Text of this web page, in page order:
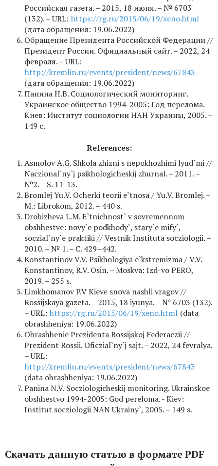
Российская газета. – 2015, 18 июня. – № 6703
(132). – URL: https://rg.ru/2015/06/19/xeno.html
(дата обращения: 19.06.2022)
Обращение Президента Российской Федерации //
Президент России. Официальный сайт. – 2022, 24
февраля. – URL:
http://kremlin.ru/events/president/news/67843
(дата обращения: 19.06.2022)
Панина Н.В. Социологический мониторинг.
Украинское общество 1994-2005: Год перелома. -
Киев: Институт социологии НАН Украины, 2005. –
149 с.
References:
Asmolov A.G. Shkola zhizni s nepokhozhimi lyud`mi //
Naczional`ny`j psikhologicheskij zhurnal. – 2011. –
№2. – S. 11-13.
Bromlej Yu.V. Ocherki teorii e`tnosa / Yu.V. Bromlej. –
M.: Librokom, 2012. – 440 s.
Drobizheva L.M. E`tnichnost` v sovremennom
obshhestve: novy`e podkhody`, stary`e mify`,
soczial`ny`e praktiki // Vestnik Instituta socziologii. –
2010. – № 1. – C. 429–442.
Konstantinov V.V. Psikhologiya e`kstremizma / V.V.
Konstantinov, R.V. Osin. – Moskva: Izd-vo PERO,
2019. – 255 s.
Limkhomanov P.V Kieve snova nashli vragov //
Rossijskaya gazeta. – 2015, 18 iyunya. – № 6703 (132).
– URL: https://rg.ru/2015/06/19/xeno.html (data
obrashheniya: 19.06.2022)
Obrashhenie Prezidenta Rossijskoj Federaczii //
Prezident Rossii. Oficzial`ny`j sajt. – 2022, 24 fevralya.
– URL:
http://kremlin.ru/events/president/news/67843
(data obrashheniya: 19.06.2022)
Panina N.V. Socziologicheskij monitoring. Ukrainskoe
obshhestvo 1994-2005: God pereloma. - Kiev:
Institut socziologii NAN Ukrainy`, 2005. – 149 s.
Скачать данную статью в формате PDF